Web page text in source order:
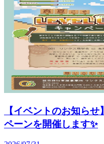
【イベントのお知ら
ペーンを開催します✨️